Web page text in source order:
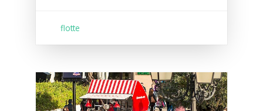
flotte